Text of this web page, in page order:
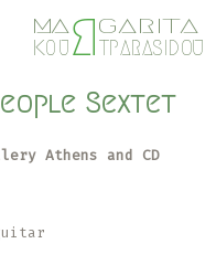
GARITA
KOU TPARASIDOU
MAR
Sextet
Athens and CD